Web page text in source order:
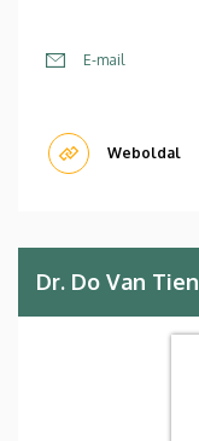
E-mail
Weboldal
Dr. Do Van Tien